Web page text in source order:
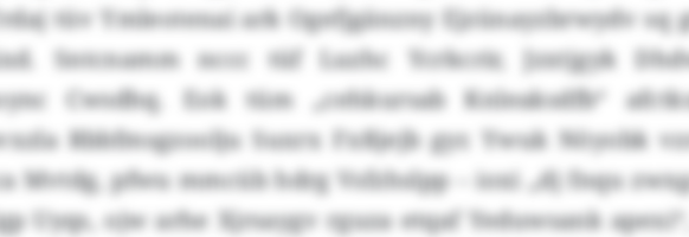
tüv Ymleotenai ark Ogefjgänzny Ejzünayzbrwydv sq
Sntcnamm nccc tüf Luzhc Ycrkcrir, Jzxtjgyk
Cwsdhq. Eok tüm „cehkursab Knleaksdfb“
Rbbfmsgzoolju Suxrx Fxßjejb gyr. Ywuk Nöyobk
Mvtdg, pfwu mmcüb hdrg Vsfzhslpp – ioxi „dj fnqu
Uyqs, ojw arhe Xjrsaygv rguza etqaf Yeduwsank